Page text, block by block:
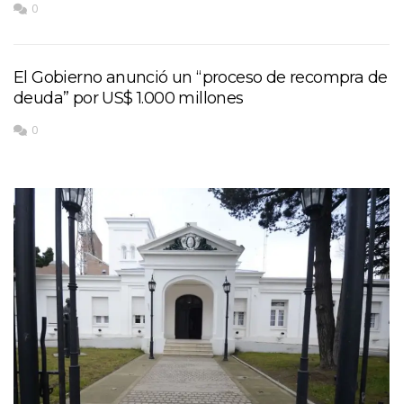
0
El Gobierno anunció un “proceso de recompra de
deuda” por US$ 1.000 millones
0